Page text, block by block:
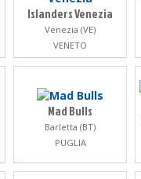
Islanders Venezia
Venezia (VE)
VENETO
Mad Bulls
Barletta (BT)
PUGLIA